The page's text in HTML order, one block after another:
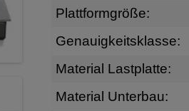
Plattformgröße:
Genauigkeitsklasse:
Material Lastplatte:
Material Unterbau: